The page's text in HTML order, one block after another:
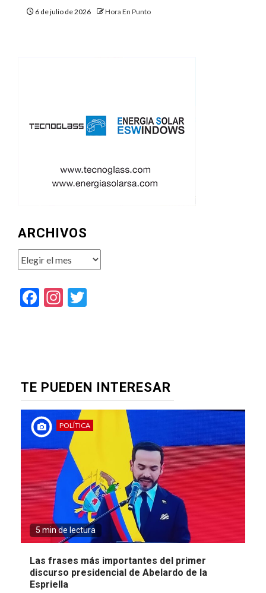
6 de julio de 2026 Hora En Punto
ARCHIVOS
Archivos
Facebook
Instagram
TE PUEDEN INTERESAR
POLÍTICA
5 min de lectura
Las frases más importantes del primer
discurso presidencial de Abelardo de la
Espriella